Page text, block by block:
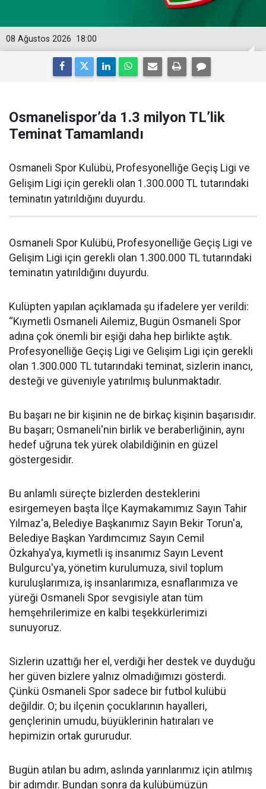
18:00
08 Ağustos 2026
Osmanelispor’da 1.3 milyon TL’lik
Teminat Tamamlandı
Osmaneli Spor Kulübü, Profesyonelliğe Geçiş Ligi ve
Gelişim Ligi için gerekli olan 1.300.000 TL tutarındaki
teminatın yatırıldığını duyurdu.
Osmaneli Spor Kulübü, Profesyonelliğe Geçiş Ligi ve
Gelişim Ligi için gerekli olan 1.300.000 TL tutarındaki
teminatın yatırıldığını duyurdu.
Kulüpten yapılan açıklamada şu ifadelere yer verildi:
“Kıymetli Osmaneli Ailemiz, Bugün Osmaneli Spor
adına çok önemli bir eşiği daha hep birlikte aştık.
Profesyonelliğe Geçiş Ligi ve Gelişim Ligi için gerekli
olan 1.300.000 TL tutarındaki teminat, sizlerin inancı,
desteği ve güveniyle yatırılmış bulunmaktadır.
Bu başarı ne bir kişinin ne de birkaç kişinin başarısıdır.
Bu başarı; Osmaneli'nin birlik ve beraberliğinin, aynı
hedef uğruna tek yürek olabildiğinin en güzel
göstergesidir.
Bu anlamlı süreçte bizlerden desteklerini
esirgemeyen başta İlçe Kaymakamımız Sayın Tahir
Yılmaz'a, Belediye Başkanımız Sayın Bekir Torun'a,
Belediye Başkan Yardımcımız Sayın Cemil
Özkahya'ya, kıymetli iş insanımız Sayın Levent
Bulgurcu'ya, yönetim kurulumuza, sivil toplum
kuruluşlarımıza, iş insanlarımıza, esnaflarımıza ve
yüreği Osmaneli Spor sevgisiyle atan tüm
hemşehrilerimize en kalbi teşekkürlerimizi
sunuyoruz.
Sizlerin uzattığı her el, verdiği her destek ve duyduğu
her güven bizlere yalnız olmadığımızı gösterdi.
Çünkü Osmaneli Spor sadece bir futbol kulübü
değildir. O; bu ilçenin çocuklarının hayalleri,
gençlerinin umudu, büyüklerinin hatıraları ve
hepimizin ortak gururudur.
Bugün atılan bu adım, aslında yarınlarımız için atılmış
bir adımdır. Bundan sonra da kulübümüzün